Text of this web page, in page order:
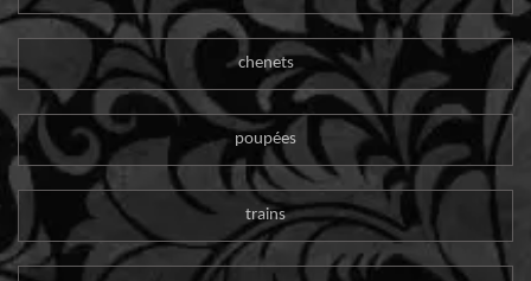
chenets
poupées
trains